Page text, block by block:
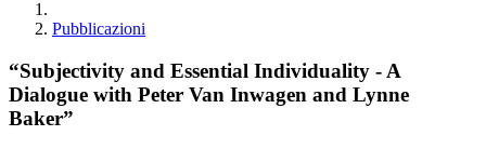
Pubblicazioni
“Subjectivity and Essential Individuality - A
Dialogue with Peter Van Inwagen and Lynne
Baker”